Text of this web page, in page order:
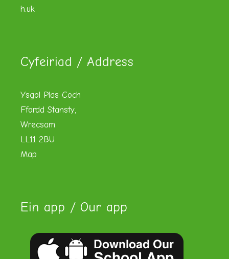
h.uk
Cyfeiriad / Address
Ysgol Plas Coch
Ffordd Stansty,
Wrecsam
LL11 2BU
Map
Ein app / Our app